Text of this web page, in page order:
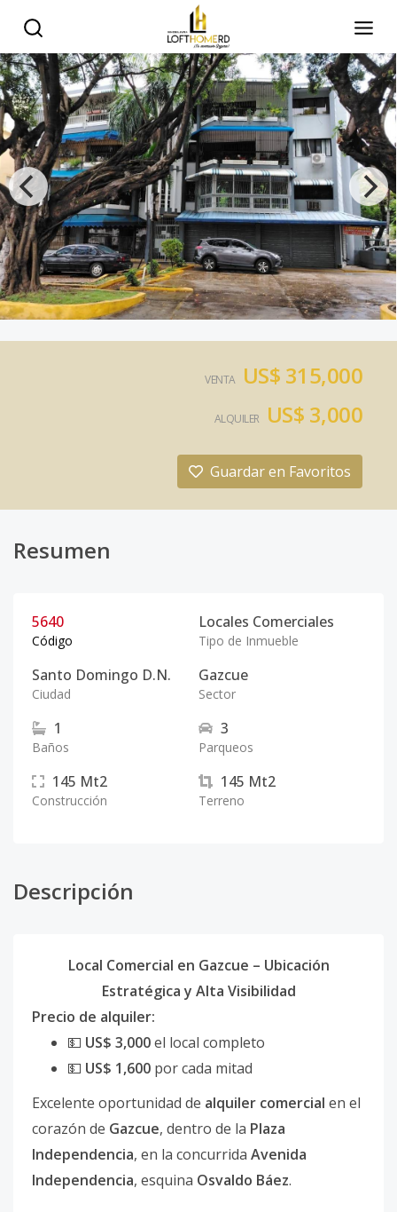
VENTA US$ 315,000
ALQUILER US$ 3,000
Guardar en Favoritos
Resumen
5640
Código
Locales Comerciales
Tipo de Inmueble
Santo Domingo D.N.
Ciudad
Gazcue
Sector
1
Baños
3
Parqueos
145 Mt2
Construcción
145 Mt2
Terreno
Descripción
Local Comercial en Gazcue – Ubicación
Estratégica y Alta Visibilidad
Precio de alquiler:
💵 US$ 3,000el local completo
💵 US$ 1,600 por cada mitad
Excelente oportunidad de alquiler comercial en el
corazón de Gazcue, dentro de la Plaza
Independencia, en la concurrida Avenida
Independencia, esquina Osvaldo Báez.